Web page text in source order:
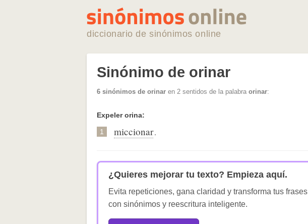
diccionario de sinónimos online
Sinónimo de orinar
6 sinónimos de orinar en 2 sentidos de la palabra orinar:
Expeler orina:
1 miccionar.
¿Quieres mejorar tu texto? Empieza aquí.
Evita repeticiones, gana claridad y transforma tus frases
con sinónimos y reescritura inteligente.